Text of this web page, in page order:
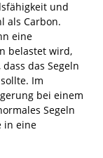
und
als Carbon.
eine
belastet wird,
das Segeln
Im
bei einem
Segeln
in eine